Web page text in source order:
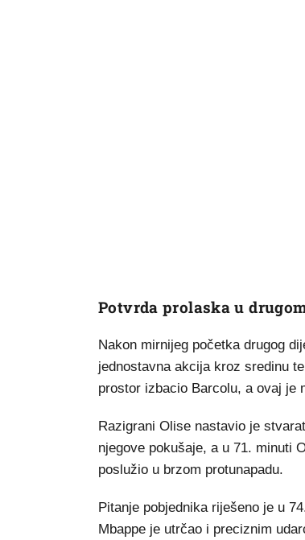
Potvrda prolaska u
Nakon mirnijeg početka drugog
jednostavna akcija kroz sredinu
prostor izbacio Barcolu, a ovaj je
Razigrani Olise nastavio je
njegove pokušaje, a u 71. minuti
poslužio u brzom protunapadu.
Pitanje pobjednika riješeno je u
Mbappe je utrčao i preciznim